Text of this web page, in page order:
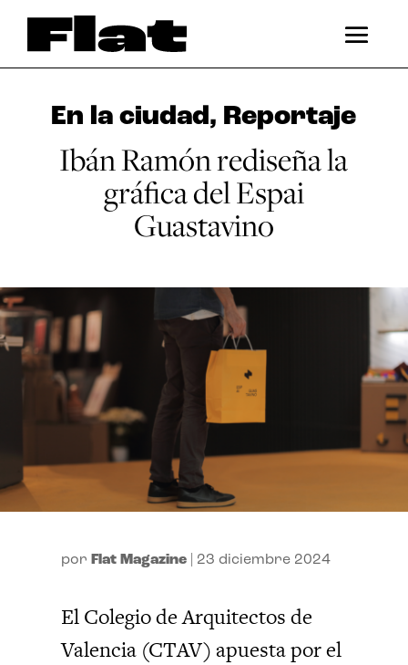
En la ciudad, Reportaje
Ibán Ramón rediseña la
gráfica del Espai
Guastavino
por Flat Magazine 23 diciembre 2024
El Colegio de Arquitectos de
Valencia (CTAV) apuesta por el